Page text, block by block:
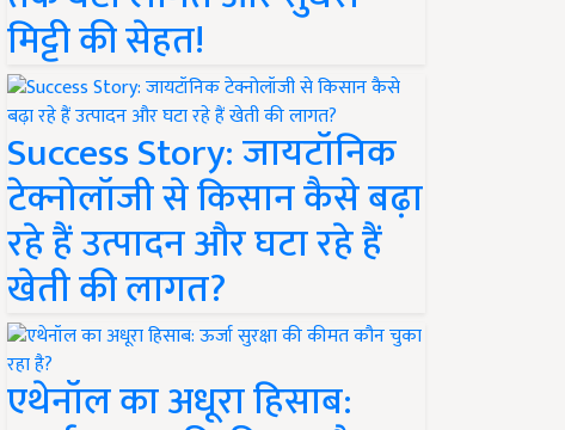
मिट्टी की सेहत!
Success Story: जायटॉनिक
टेक्नोलॉजी से किसान कैसे बढ़ा
रहे हैं उत्पादन और घटा रहे हैं
खेती की लागत?
एथेनॉल का अधूरा हिसाब: